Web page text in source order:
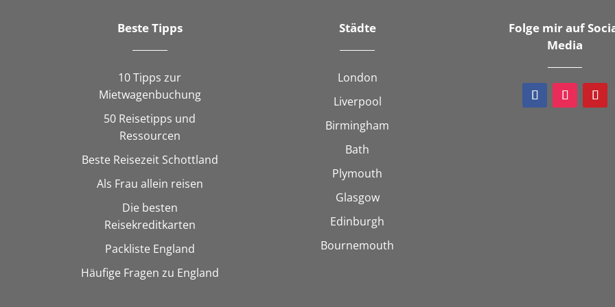
Beste Tipps
10 Tipps zur
Mietwagenbuchung
50 Reisetipps und
Ressourcen
Beste Reisezeit Schottland
Als Frau allein reisen
Die besten
Reisekreditkarten
Packliste England
Häufige Fragen zu England
Städte
London
Liverpool
Birmingham
Bath
Plymouth
Glasgow
Edinburgh
Bournemouth
Folge mir auf
Media